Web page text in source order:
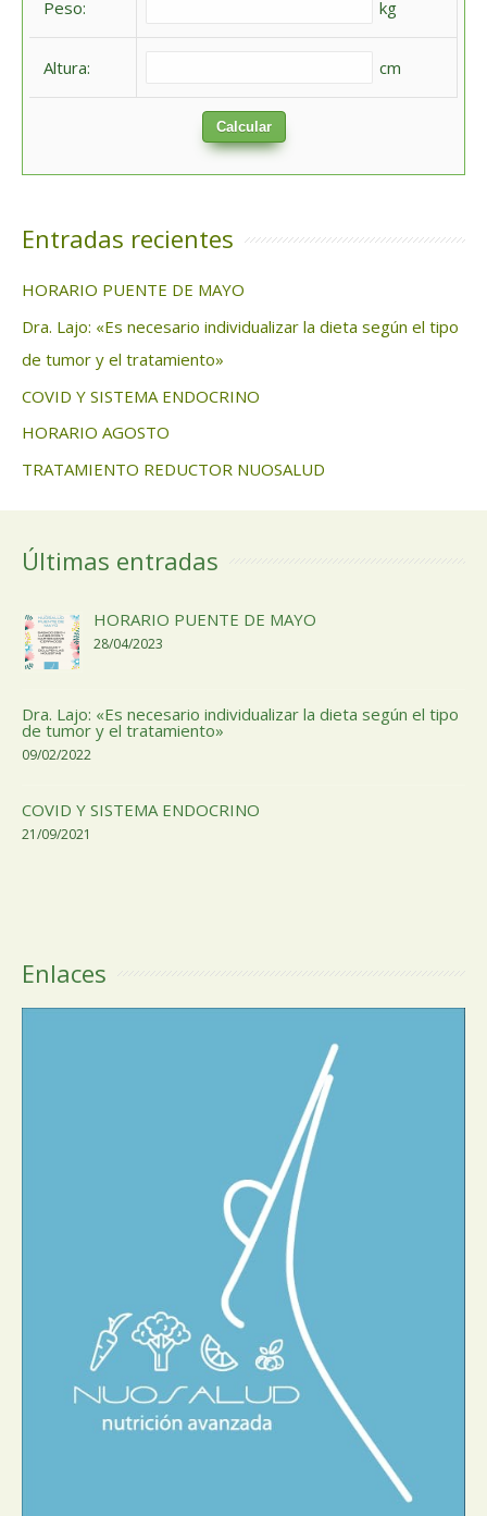
Peso: kg
Altura: cm
Calcular
Entradas recientes
HORARIO PUENTE DE MAYO
Dra. Lajo: «Es necesario individualizar la dieta según el tipo
de tumor y el tratamiento»
COVID Y SISTEMA ENDOCRINO
HORARIO AGOSTO
TRATAMIENTO REDUCTOR NUOSALUD
Últimas entradas
HORARIO PUENTE DE MAYO
28/04/2023
Dra. Lajo: «Es necesario individualizar la dieta según el tipo
de tumor y el tratamiento»
09/02/2022
COVID Y SISTEMA ENDOCRINO
21/09/2021
Enlaces